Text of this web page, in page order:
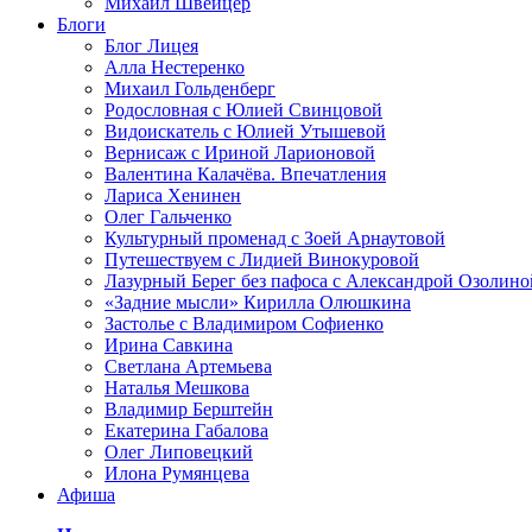
Блоги
Блог Лицея
Алла Нестеренко
Михаил Гольденберг
Родословная с Юлией Свинцовой
Видоискатель с Юлией Утышевой
Вернисаж с Ириной Ларионовой
Валентина Калачёва. Впечатления
Лариса Хенинен
Олег Гальченко
Культурный променад с Зоей Арнаутовой
Путешествуем с Лидией Винокуровой
Лазурный Берег без пафоса с Александрой
«Задние мысли» Кирилла Олюшкина
Застолье с Владимиром Софиенко
Ирина Савкина
Светлана Артемьева
Наталья Мешкова
Владимир Берштейн
Екатерина Габалова
Олег Липовецкий
Илона Румянцева
Афиша